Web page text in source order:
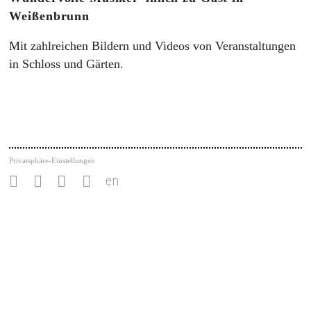
Weißenbrunn
Mit zahlreichen Bildern und Videos von Veranstaltungen
in Schloss und Gärten.
Privatsphäre-Einstellungen
en